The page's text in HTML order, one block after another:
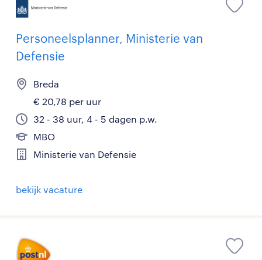
Personeelsplanner, Ministerie van
Defensie
Breda
€ 20,78 per uur
32 - 38 uur, 4 - 5 dagen p.w.
MBO
Ministerie van Defensie
bekijk vacature